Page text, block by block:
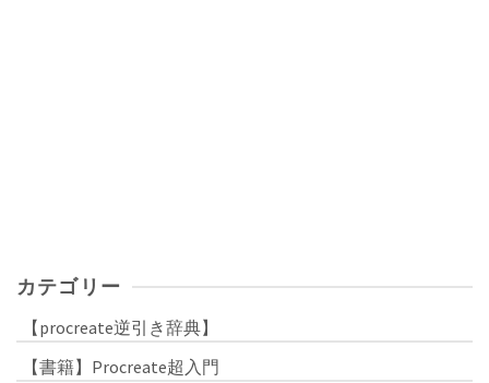
カテゴリー
【procreate逆引き辞典】
【書籍】Procreate超入門